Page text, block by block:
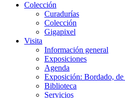
Colección
Curadurías
Colección
Gigapixel
Visita
Información general
Exposiciones
Agenda
Exposición: Bordado,
Biblioteca
Servicios